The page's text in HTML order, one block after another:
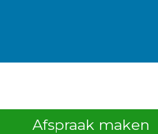
Afspraak maken